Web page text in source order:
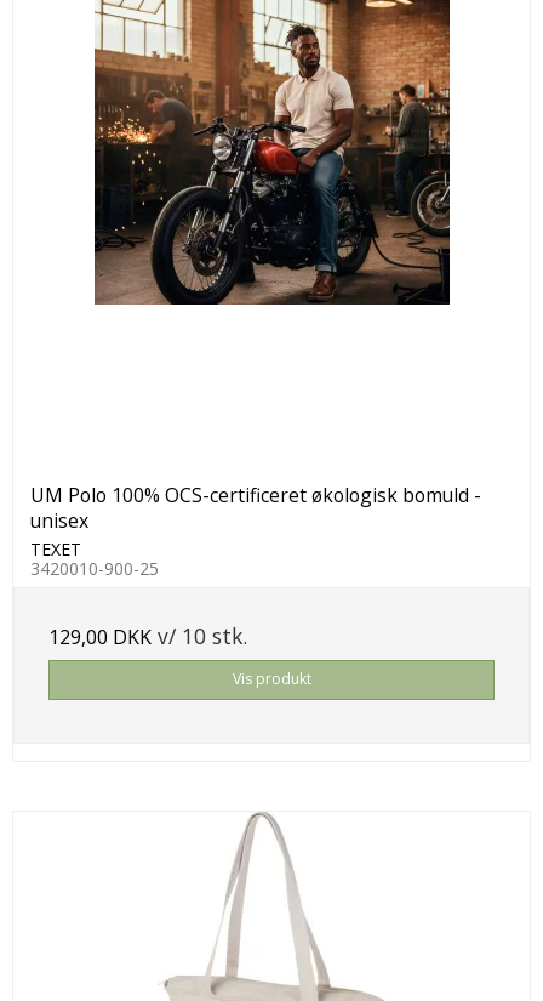
UM Polo 100% OCS-certificeret økologisk bomuld -
unisex
TEXET
3420010-900-25
129,00 DKK v/ 10 stk.
Vis produkt